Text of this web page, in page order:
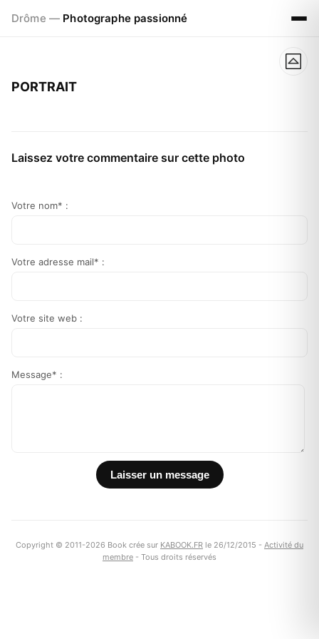
Drôme — Photographe passionné
PORTRAIT
Laissez votre commentaire sur cette photo
Votre nom* :
Votre adresse mail* :
Votre site web :
Message* :
Copyright © 2011-2026 Book crée sur KABOOK.FR le 26/12/2015 - Activité du
membre - Tous droits réservés